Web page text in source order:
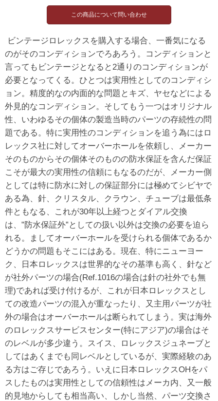
ビンテージロレックスを購入する場合、一番気になる
のがそのコンディションでろあろう。コンディションと
言ってもビンテージとなると2通りのコンディションが
必要となってくる。ひとつは実用性としてのコンディシ
ョン。精度的なの内面的な問題とキズ、ヤセなどによる
外見的なコンディション。そしてもう一つはオリジナル
性、いわゆるその個体の製造当時のパーツの存続性の問
題である。特に実用性のコンディションを追う為にはロ
レックス社に対してオーバーホールを依頼し、メーカー
そのものからその個体そのものの防水保証を含んだ保証
こそが最大の実用性の信頼にもなるのだが、メーカー側
としては特に防水に対しの保証部分には極めてシビヤで
ある為、針、クリスタル、クラウン、チューブは最低条
件ともなる、これが30年以上経つとダイアル交換
は、”防水保証外”としての扱い以外は交換の必要を迫ら
れる。ましてオーバーホールを受けられる個体であるか
どうかの問題もそこにはある。現在、特にニューヨー
ク、日本ロレックスは世界的なその基準も高く、針など
が社外パーツの場合(Ref.1016の場合は針の社外でも無
理)であれば受け付けるが、これが日本ロレックスとし
ての改造パーツの混入が重なったり、又主用パーツが社
外の場合はオーバーホールは断られてしまう。実は海外
のロレックスサービスセンター(特にアジア)の場合はそ
のレベルが多少違う。スイス、ロレックスジュネーブと
してはあくまでも同レベルとしているが、実際経験のあ
る方はご存じであろう。いえに日本ロレックスOHをパ
スしたものは実用性としての信頼性はメーカ内、又一般
的見地からしても相当高い、しかし当然、パーツ交換さ